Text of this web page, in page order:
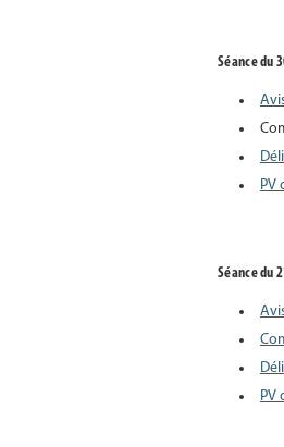
Séance du
PV
Séance du
PV